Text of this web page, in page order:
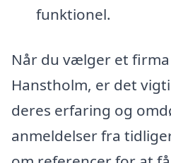
funktionel.
Når du vælger et
Hanstholm, er det
deres erfaring og
anmeldelser fra